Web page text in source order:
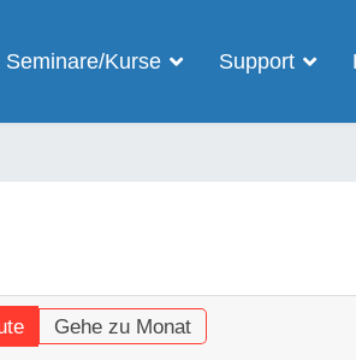
Seminare/Kurse Support
Gehe zu Monat